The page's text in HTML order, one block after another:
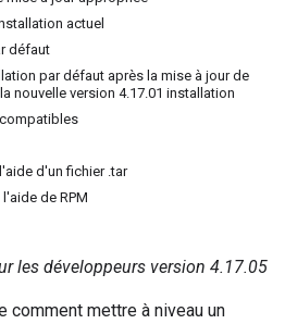
actuel
défaut
par défaut après la mise à jour de
nouvelle version 4.17.01 installation
d'un fichier .tar
de RPM
les développeurs version 4.17.05
comment mettre à niveau un